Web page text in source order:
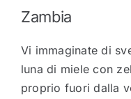
Zambia
Vi immaginate di
luna di miele con
proprio fuori dalla